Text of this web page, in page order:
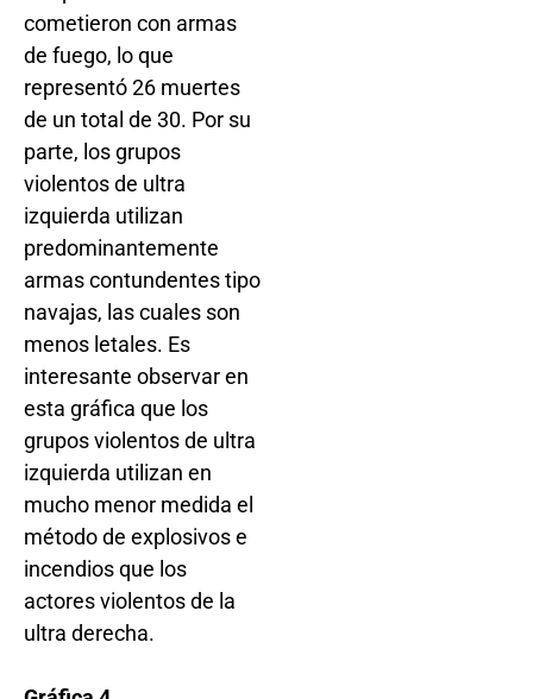
cometieron con armas
de fuego, lo que
representó 26 muertes
de un total de 30. Por su
parte, los grupos
violentos de ultra
izquierda utilizan
predominantemente
armas contundentes tipo
navajas, las cuales son
menos letales. Es
interesante observar en
esta gráfica que los
grupos violentos de ultra
izquierda utilizan en
mucho menor medida el
método de explosivos e
incendios que los
actores violentos de la
ultra derecha.